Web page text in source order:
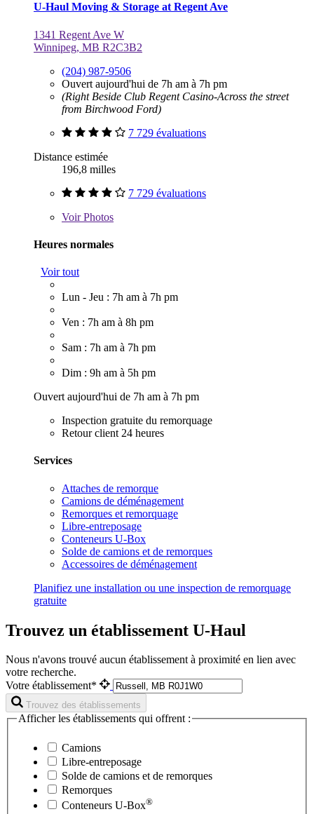
U-Haul Moving & Storage at Regent Ave
1341 Regent Ave W
Winnipeg, MB R2C3B2
(204) 987-9506
Ouvert aujourd'hui de 7h am à 7h pm
(Right Beside Club Regent Casino-Across the street
from Birchwood Ford)
7 729 évaluations
Distance estimée
196,8 milles
7 729 évaluations
VoirPhotos
Heures normales
Voir tout
Lun - Jeu : 7h am à 7h pm
Ven : 7h am à 8h pm
Sam : 7h am à 7h pm
Dim : 9h am à 5h pm
Ouvert aujourd'hui de 7h am à 7h pm
Inspection gratuite du remorquage
Retour client 24 heures
Services
Attaches de remorque
Camions de déménagement
Remorques et remorquage
Libre-entreposage
Conteneurs U-Box
Solde de camions et de remorques
Accessoires de déménagement
Planifiez une installation ou une inspection de remorquage
gratuite
Trouvez un établissement U-Haul
Nous n'avons trouvé aucun établissement à proximité en lien avec
votre recherche.
Votre établissement*
Trouvez des établissements
Afficher les établissements qui offrent :
Camions
Libre-entreposage
Solde de camions et de remorques
Remorques
Conteneurs U-Box®